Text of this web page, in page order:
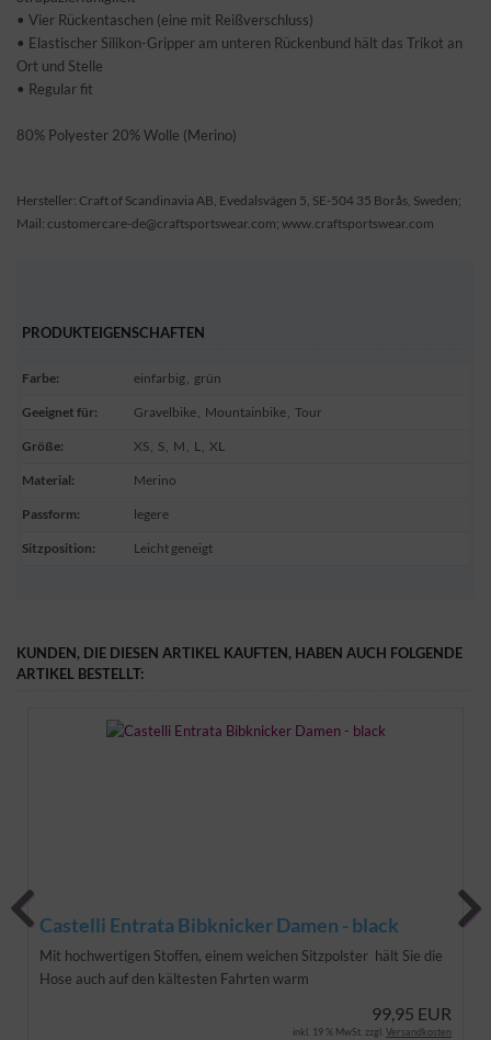
• Vier Rückentaschen (eine mit Reißverschluss)
• Elastischer Silikon-Gripper am unteren Rückenbund hält das Trikot an
Ort und Stelle
• Regular fit
80% Polyester 20% Wolle (Merino)
Hersteller: Craft of Scandinavia AB, Evedalsvägen 5, SE-504 35 Borås, Sweden;
Mail: customercare-de@craftsportswear.com; www.craftsportswear.com
PRODUKTEIGENSCHAFTEN
Farbe: einfarbig, grün
Geeignet für: Gravelbike, Mountainbike, Tour
Größe: XS, S, M , L, XL
Material: Merino
Passform: legere
Sitzposition: Leicht geneigt
KUNDEN, DIE DIESEN ARTIKEL KAUFTEN, HABEN AUCH FOLGENDE
ARTIKEL BESTELLT:
Castelli Entrata Bibknicker Damen - black
Mit hochwertigen Stoffen, einem weichen Sitzpolster hält Sie die
Hose auch auf den kältesten Fahrten warm
99,95 EUR
inkl. 19 % MwSt. zzgl. Versandkosten